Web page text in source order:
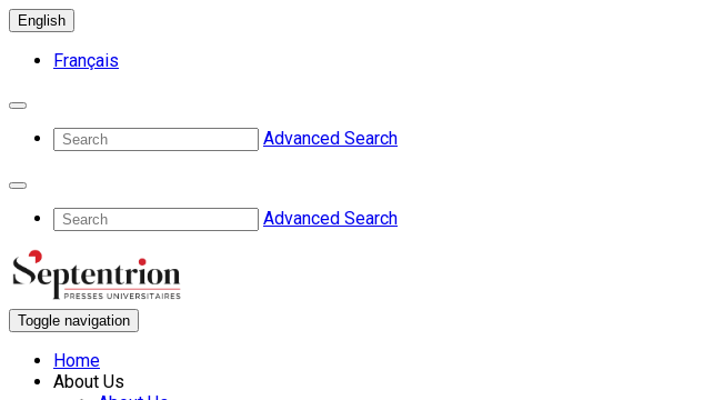
English
Français
Advanced Search
Advanced Search
Toggle navigation
Home
About Us